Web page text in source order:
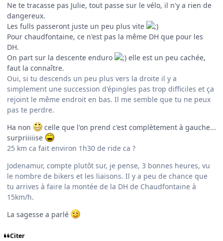
Ne te tracasse pas Julie, tout passe sur le vélo, il n'y a rien de
dangereux.
Les fulls passeront juste un peu plus vite
Pour chaudfontaine, ce n'est pas la même DH que pour les
DH.
On part sur la descente enduro
elle est un peu cachée,
faut la connaître.
Oui, si tu descends un peu plus vers la droite il y a
simplement une succession d'épingles pas trop difficiles et ça
rejoint le même endroit en bas. Il me semble que tu ne peux
pas te perdre.
Ha non
celle que l'on prend c'est complètement à gauche...
surpriiiiise
25 km ca fait environ 1h30 de ride ca ?
Jodenamur, compte plutôt sur, je pense, 3 bonnes heures, vu
le nombre de bikers et les liaisons. Il y a peu de chance que
tu arrives à faire la montée de la DH de Chaudfontaine à
15km/h.
La sagesse a parlé
Citer